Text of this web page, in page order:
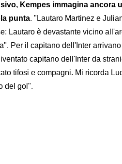
Kempes immagina ancora
punta. "Lautaro Martinez e
Lautaro è devastante vicino
Per il capitano dell'Inter
capitano dell'Inter da
tifosi e compagni. Mi ricorda
del gol".